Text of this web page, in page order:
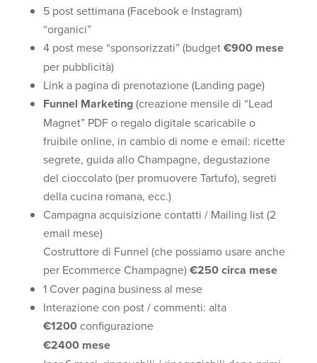
5 post settimana (Facebook e Instagram)
“organici”
4 post mese “sponsorizzati” (budget€900 mese
per pubblicità)
Link a pagina di prenotazione (Landing page)
Funnel Marketing(creazione mensile di “Lead
Magnet” PDF o regalo digitale scaricabile o
fruibile online, in cambio di nome e email: ricette
segrete, guida allo Champagne, degustazione
del cioccolato (per promuovere Tartufo), segreti
della cucina romana, ecc.)
Campagna acquisizione contatti / Mailing list (2
email mese)
Costruttore di Funnel (che possiamo usare anche
per Ecommerce Champagne)€250 circa mese
1 Cover pagina business al mese
Interazione con post / commenti: alta
€1200configurazione
€2400 mese